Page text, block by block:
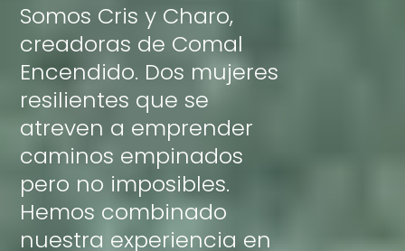
Somos Cris y Charo,
creadoras de Comal
Encendido. Dos mujeres
resilientes que se
atreven a emprender
caminos empinados
pero no imposibles.
Hemos combinado
nuestra experiencia en